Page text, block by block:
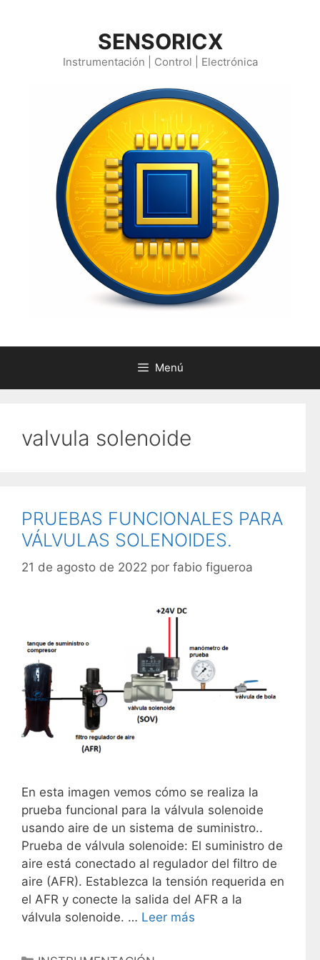
SENSORICX
Instrumentación | Control | Electrónica
Menú
valvula solenoide
PRUEBAS FUNCIONALES PARA
VÁLVULAS SOLENOIDES.
21 de agosto de 2022 por fabio figueroa
En esta imagen vemos cómo se realiza la
prueba funcional para la válvula solenoide
usando aire de un sistema de suministro..
Prueba de válvula solenoide: El suministro de
aire está conectado al regulador del filtro de
aire (AFR). Establezca la tensión requerida en
el AFR y conecte la salida del AFR a la
válvula solenoide. … Leer más